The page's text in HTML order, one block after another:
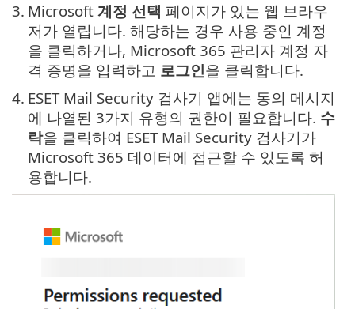
3. Microsoft 계정 선택 페이지가 있는 웹 브라우
저가 열립니다. 해당하는 경우 사용 중인 계정
을 클릭하거나, Microsoft 365 관리자 계정 자
격 증명을 입력하고 로그인을 클릭합니다.
4. ESET Mail Security 검사기 앱에는 동의 메시지
에 나열된 3가지 유형의 권한이 필요합니다. 수
락을 클릭하여 ESET Mail Security 검사기가
Microsoft 365 데이터에 접근할 수 있도록 허
용합니다.